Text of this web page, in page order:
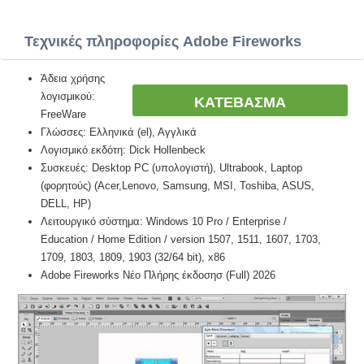
Τεχνικές πληροφορίες Adobe Fireworks
ΚΑΤΕΒΑΣΜΑ
Άδεια χρήσης
λογισμικού:
FreeWare
Γλώσσες: Ελληνικά (el), Αγγλικά
Λογισμικό εκδότη: Dick Hollenbeck
Συσκευές: Desktop PC (υπολογιστή), Ultrabook, Laptop
(φορητούς) (Acer,Lenovo, Samsung, MSI, Toshiba, ASUS,
DELL, HP)
Λειτουργικό σύστημα: Windows 10 Pro / Enterprise /
Education / Home Edition / version 1507, 1511, 1607, 1703,
1709, 1803, 1809, 1903 (32/64 bit), x86
Adobe Fireworks Νέο Πλήρης έκδοσησ (Full) 2026